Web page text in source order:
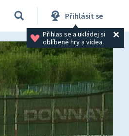
Přihlásit se
Přihlas se a ukládej si
oblíbené hry a videa.